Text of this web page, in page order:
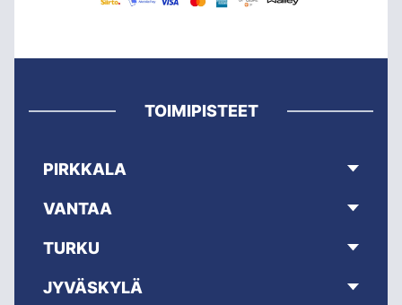
TOIMIPISTEET
PIRKKALA
VANTAA
TURKU
JYVÄSKYLÄ